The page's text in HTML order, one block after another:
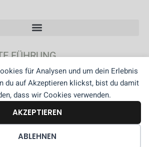
für Analysen und um dein Erlebnis
du auf Akzeptieren klickst, bist du damit
dass wir Cookies verwenden.
AKZEPTIEREN
ABLEHNEN
FÜHRUNG
UNSERE BERATUNG
Karte–Terms of Sales–Datenschutz-